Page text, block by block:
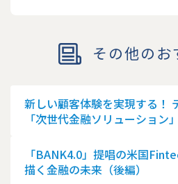
その他のお
新しい顧客体験を実現する！
「次世代金融ソリューション
「BANK4.0」提唱の米国
描く金融の未来（後編）